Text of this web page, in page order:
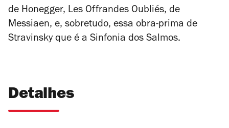
de Honegger, Les Offrandes Oubliés, de
Messiaen, e, sobretudo, essa obra-prima de
Stravinsky que é a Sinfonia dos Salmos.
Detalhes